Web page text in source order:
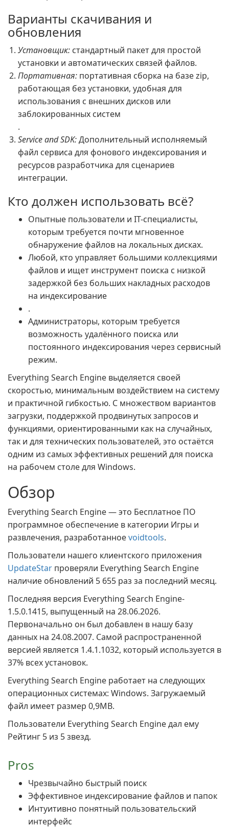
Варианты скачивания и
обновления
Установщик: стандартный пакет для простой
установки и автоматических связей файлов.
Портативная: портативная сборка на базе zip,
работающая без установки, удобная для
использования с внешних дисков или
заблокированных систем
.
Service and SDK:Дополнительный исполняемый
файл сервиса для фонового индексирования и
ресурсов разработчика для сценариев
интеграции.
Кто должен использовать всё?
Опытные пользователи и IT-специалисты,
которым требуется почти мгновенное
обнаружение файлов на локальных дисках.
Любой, кто управляет большими коллекциями
файлов и ищет инструмент поиска с низкой
задержкой без больших накладных расходов
на индексирование
.
Администраторы, которым требуется
возможность удалённого поиска или
постоянного индексирования через сервисный
режим.
Everything Search Engine выделяется своей
скоростью, минимальным воздействием на систему
и практичной гибкостью. С множеством вариантов
загрузки, поддержкой продвинутых запросов и
функциями, ориентированными как на случайных,
так и для технических пользователей, это остаётся
одним из самых эффективных решений для поиска
на рабочем столе для Windows.
Обзор
Everything Search Engine — это Бесплатное ПО
программное обеспечение в категории Игры и
развлечения, разработанноеvoidtools.
Пользователи нашего клиентского приложения
UpdateStar проверяли Everything Search Engine
наличие обновлений 5 655 раз за последний месяц.
Последняя версия Everything Search Engine-
1.5.0.1415, выпущенный на 28.06.2026.
Первоначально он был добавлен в нашу базу
данных на 24.08.2007. Самой распространенной
версией является 1.4.1.1032, который используется в
37% всех установок.
Everything Search Engine работает на следующих
операционных системах: Windows. Загружаемый
файл имеет размер 0,9MB.
Пользователи Everything Search Engine дал ему
Рейтинг 5 из 5 звезд.
Pros
Чрезвычайно быстрый поиск
Эффективное индексирование файлов и папок
Интуитивно понятный пользовательский
интерфейс